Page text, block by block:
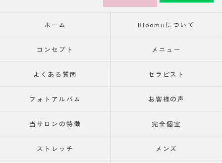
ホーム Bloomiiについて
コンセプト メニュー
よくある質問 セラピスト
フォトアルバム お客様の声
当サロンの特徴 完全個室
ストレッチ メンズ